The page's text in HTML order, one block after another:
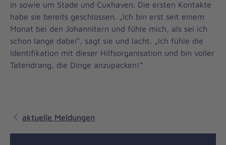
in sowie um Stade und Cuxhaven. Die ersten Kontakte
habe sie bereits geschlossen. „Ich bin erst seit einem
Monat bei den Johannitern und fühle mich, als sei ich
schon lange dabei“, sagt sie und lacht. „Ich fühle die
Identifikation mit dieser Hilfsorganisation und bin voller
Tatendrang, die Dinge anzupacken!“
aktuelle Meldungen